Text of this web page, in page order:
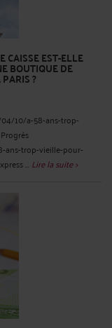
CAISSE EST-ELLE
BOUTIQUE DE
?
10/a-58-ans-trop-
ans-trop-vieille-pour-
... Lire la suite >